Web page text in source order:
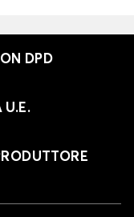
DPD
U.E.